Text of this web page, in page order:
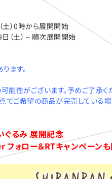
土）0時から展開開始
（土）～順次展開開始
ます。
能性がございます。予めご了承く
ご希望の商品が完売している場
ぐるみ 展開記念
ペーンも開